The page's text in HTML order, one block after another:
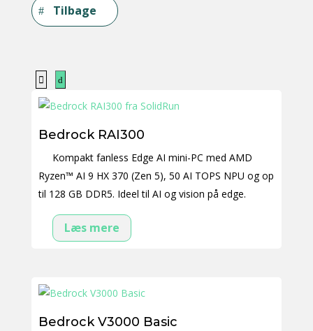
Tilbage
Bedrock RAI300
Kompakt fanless Edge AI mini-PC med AMD
Ryzen™ AI 9 HX 370 (Zen 5), 50 AI TOPS NPU og op
til 128 GB DDR5. Ideel til AI og vision på edge.
Læs mere
Bedrock V3000 Basic